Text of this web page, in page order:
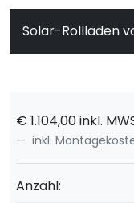
Solar-Rollläden
€ 1.104,00inkl.
inkl.
Anzahl: